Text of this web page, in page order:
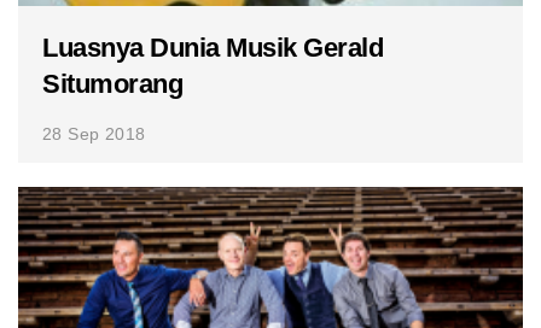
Luasnya Dunia Musik Gerald
Situmorang
28 Sep 2018